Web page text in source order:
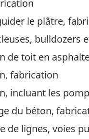
le plâtre,
bulldozers
de toit en
fabrication
incluant les
du béton,
de lignes, voies